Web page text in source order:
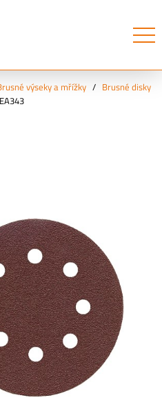
výseky a mřížky / Brusné disky